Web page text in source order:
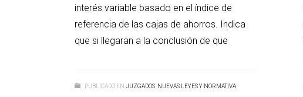
interés variable basado en el índice de
referencia de las cajas de ahorros. Indica
que si llegaran a la conclusión de que
PUBLICADO EN JUZGADOS, NUEVAS LEYES Y NORMATIVA,